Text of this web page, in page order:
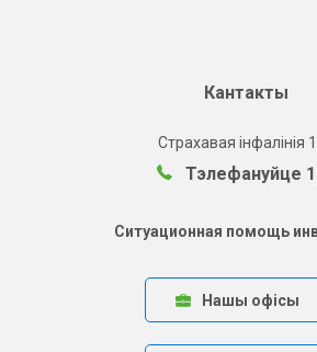
Кантакты
Страхавая інфалінія
Тэлефануйце
Ситуационная помощь
Нашы офісы